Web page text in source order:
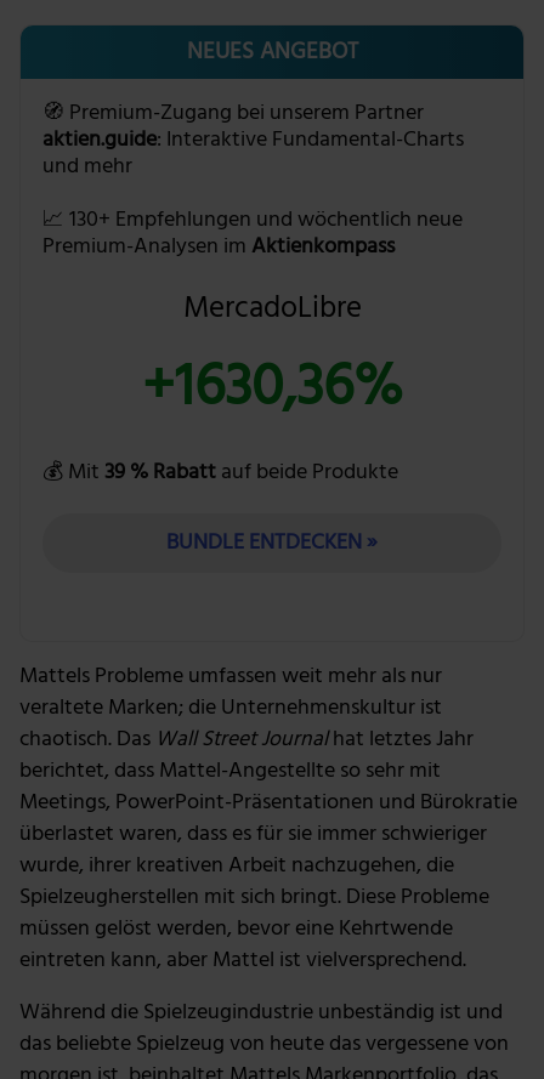
NEUES ANGEBOT
🧭 Premium-Zugang bei unserem Partner
aktien.guide: Interaktive Fundamental-Charts
und mehr
📈 130+ Empfehlungen und wöchentlich neue
Premium-Analysen im Aktienkompass
MercadoLibre
+1630,36%
💰 Mit 39 % Rabattauf beide Produkte
BUNDLE ENTDECKEN »
Mattels Probleme umfassen weit mehr als nur
veraltete Marken; die Unternehmenskultur ist
chaotisch. Das Wall Street Journalhat letztes Jahr
berichtet, dass Mattel-Angestellte so sehr mit
Meetings, PowerPoint-Präsentationen und Bürokratie
überlastet waren, dass es für sie immer schwieriger
wurde, ihrer kreativen Arbeit nachzugehen, die
Spielzeugherstellen mit sich bringt. Diese Probleme
müssen gelöst werden, bevor eine Kehrtwende
eintreten kann, aber Mattel ist vielversprechend.
Während die Spielzeugindustrie unbeständig ist und
das beliebte Spielzeug von heute das vergessene von